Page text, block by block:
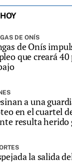
DE ONÍS
de Onís
que creará 40
a una
en el cuartel
resulta herido
la salida